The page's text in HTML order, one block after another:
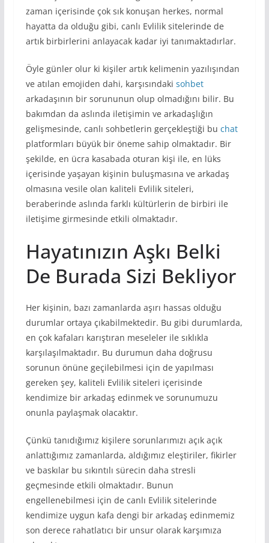
zaman içerisinde çok sık konuşan herkes, normal
hayatta da olduğu gibi, canlı Evlilik sitelerinde de
artık birbirlerini anlayacak kadar iyi tanımaktadırlar.
Öyle günler olur ki kişiler artık kelimenin yazılışından
ve atılan emojiden dahi, karşısındaki sohbet
arkadaşının bir sorununun olup olmadığını bilir. Bu
bakımdan da aslında iletişimin ve arkadaşlığın
gelişmesinde, canlı sohbetlerin gerçekleştiği bu chat
platformları büyük bir öneme sahip olmaktadır. Bir
şekilde, en ücra kasabada oturan kişi ile, en lüks
içerisinde yaşayan kişinin buluşmasına ve arkadaş
olmasına vesile olan kaliteli Evlilik siteleri,
beraberinde aslında farklı kültürlerin de birbiri ile
iletişime girmesinde etkili olmaktadır.
Hayatınızın Aşkı Belki
De Burada Sizi Bekliyor
Her kişinin, bazı zamanlarda aşırı hassas olduğu
durumlar ortaya çıkabilmektedir. Bu gibi durumlarda,
en çok kafaları karıştıran meseleler ile sıklıkla
karşılaşılmaktadır. Bu durumun daha doğrusu
sorunun önüne geçilebilmesi için de yapılması
gereken şey, kaliteli Evlilik siteleri içerisinde
kendimize bir arkadaş edinmek ve sorunumuzu
onunla paylaşmak olacaktır.
Çünkü tanıdığımız kişilere sorunlarımızı açık açık
anlattığımız zamanlarda, aldığımız eleştiriler, fikirler
ve baskılar bu sıkıntılı sürecin daha stresli
geçmesinde etkili olmaktadır. Bunun
engellenebilmesi için de canlı Evlilik sitelerinde
kendimize uygun kafa dengi bir arkadaş edinmemiz
son derece rahatlatıcı bir unsur olarak karşımıza